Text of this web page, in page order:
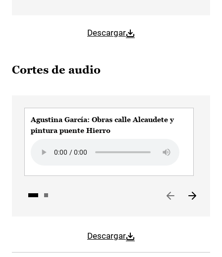
Descargar
Cortes de audio
Descargar
Agustina García: Obras calle Alcaudete y
pintura puente Hierro